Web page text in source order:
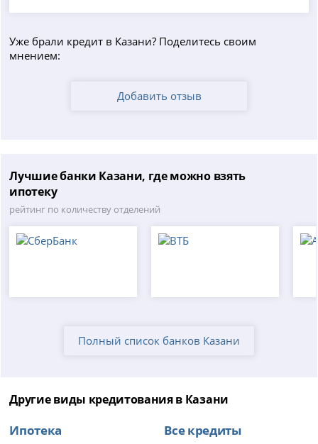
Уже брали кредит в Казани? Поделитесь своим
мнением:
Добавить отзыв
Лучшие банки Казани, где можно взять
ипотеку
рейтинг по количеству отделений
Полный список банков Казани
Другие виды кредитования в Казани
Ипотека
Все кредиты